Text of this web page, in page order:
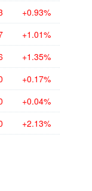
+0.93%
+1.01%
+1.35%
+0.17%
+0.04%
+2.13%